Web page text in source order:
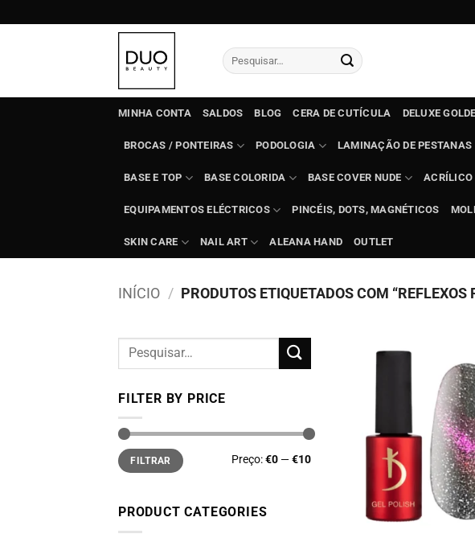
to
Pesquisar
por:
MINHA CONTA SALDOS BLOG CERA DE CUTÍCULA DELUXE
BROCAS / PONTEIRAS PODOLOGIA LAMINAÇÃO DE PESTANAS
BASE E TOP BASE COLORIDA BASE COVER NUDE ACRÍLICO
EQUIPAMENTOS ELÉCTRICOS PINCÉIS, DOTS, MAGNÉTICOS
SKIN CARE NAIL ART ALEANA HAND OUTLET
INÍCIO / PRODUTOS ETIQUETADOS COM “REFLEXOS
Pesquisar
FILTER BY PRICE
Preço
mínimo
Preço
máximo
FILTRAR Preço:€0 —€10
PRODUCT CATEGORIES